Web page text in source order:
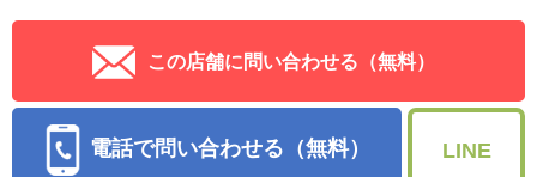
この店舗に問い合わせる（無料）
電話で問い合わせる（無料） LINE